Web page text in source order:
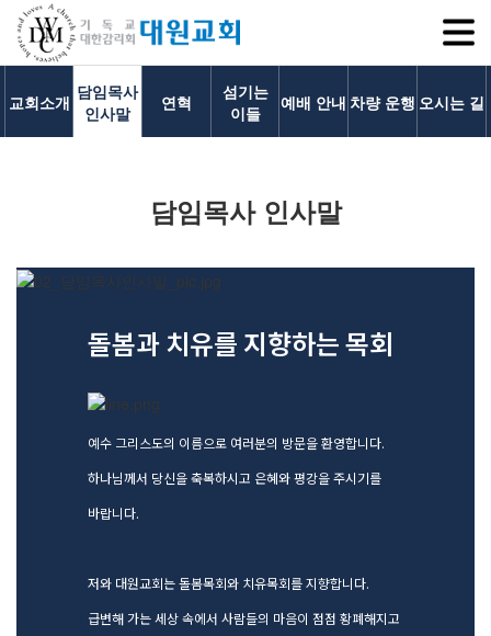
담임목사 인사말
연혁
2000~2009
2020~2023
섬기는 이들
담임목사
교회소개 담임목사
인사말
연혁
섬기는
이들
예배 안내 차량 운행 오시는 길
담임목사 인사말
돌봄과 치유를 지향하는 목회
예수 그리스도의 이름으로 여러분의 방문을 환영합니다.
하나님께서 당신을 축복하시고 은혜와 평강을 주시기를
바랍니다.
저와 대원교회는 돌봄목회와 치유목회를 지향합니다.
급변해 가는 세상 속에서 사람들의 마음이 점점 황폐해지고